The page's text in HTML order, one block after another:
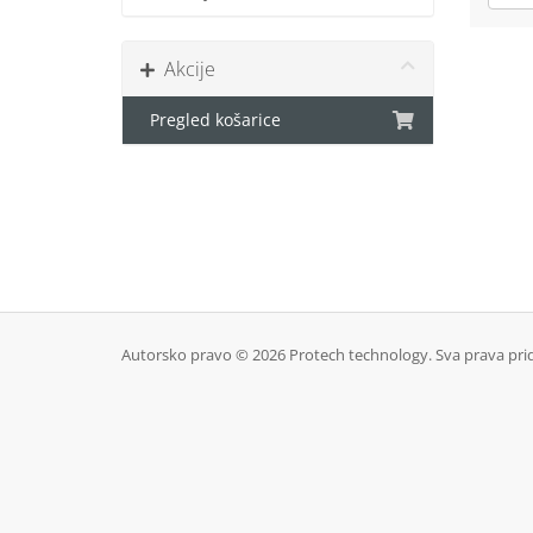
Akcije
Pregled košarice
Autorsko pravo © 2026 Protech technology. Sva prava